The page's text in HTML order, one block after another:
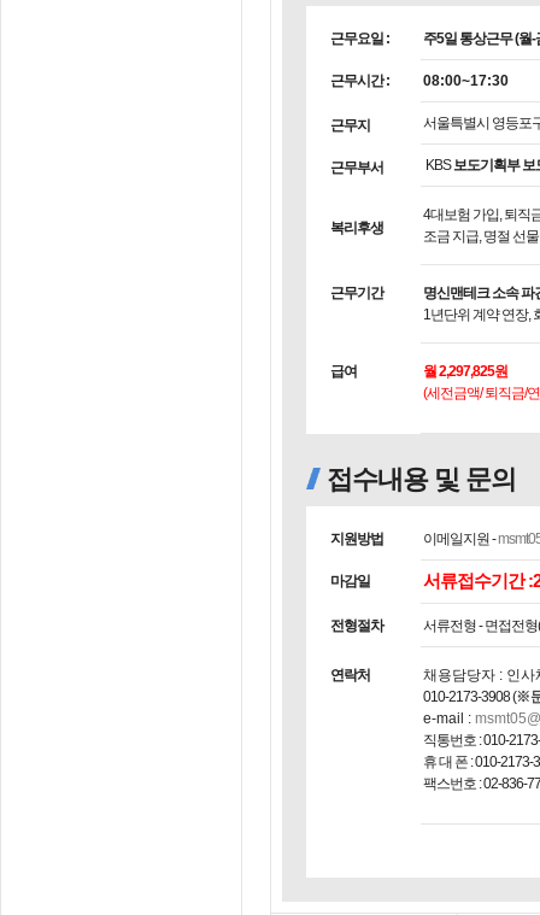
근무요일 : 주5일 통상근무 (월-
근무시간 : 08:00~17:30
근무지 서울특별시 영등포
근무부서 KBS보도기획부
복리후생
4대보험 가입, 퇴직
조금 지급, 명절 선
근무기간
명신맨테크 소속 파
1년단위 계약 연장,
급여
월 2,297,825원
(세전금액/ 퇴직금/
접수내용 및 문의
지원방법 이메일지원 -
마감일 서류접수기간
전형절차 서류전형 - 면접전형(
연락처
채용담당자 : 인사
010-2173-3908(※
e-mail :
직통번호 : 010-
휴 대 폰 : 010-2173-
팩스번호 : 02-836-